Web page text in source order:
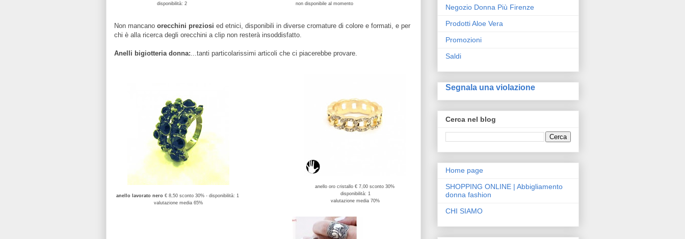
disponibilità: 2 non disponibile al momento
Non mancano orecchini preziosi ed etnici, disponibili in diverse cromature di colore e formati, e per
chi è alla ricerca degli orecchini a clip non resterà insoddisfatto.
Anelli bigiotteria donna:...tanti particolarissimi articoli che ci piacerebbe provare.
anello oro cristallo € 7,00 sconto 30%
disponibilità: 1
valutazione media 70%
anello lavorato nero € 8,50 sconto 30% - disponibilità: 1
valutazione media 65%
Negozio Donna Più Firenze
Prodotti Aloe Vera
Promozioni
Saldi
Segnala una violazione
Cerca nel blog
Home page
SHOPPING ONLINE | Abbigliamento
donna fashion
CHI SIAMO